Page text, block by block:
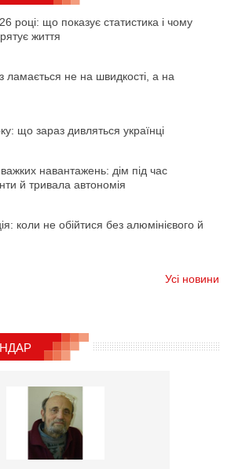
році: що показує статистика і чому
життя
ламається не на швидкості, а на
що зараз дивляться українці
навантажень: дім під час
й тривала автономія
коли не обійтися без алюмінієвого й
Усі новини